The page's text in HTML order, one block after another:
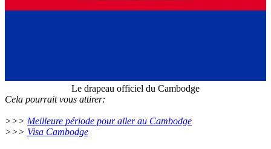
Le drapeau officiel du Cambodge
Cela pourrait vous attirer:
>>> Meilleure période pour aller au Cambodge
>>> Visa Cambodge